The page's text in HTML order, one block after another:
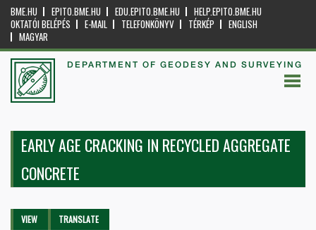
BME.HU EPITO.BME.HU EDU.EPITO.BME.HU
HELP.EPITO.BME.HU
OKTATÓI BELÉPÉS
E-MAIL TELEFONKÖNYV TÉRKÉP
ENGLISH
MAGYAR
DEPARTMENT OF GEODESY AND SURVEYING
EARLY AGE CRACKING IN RECYCLED AGGREGATE
CONCRETE
Primary tabs
VIEW (ACTIVETRANSLATE